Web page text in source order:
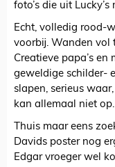
foto’s die uit
Echt, volledig rood-
voorbij. Wanden vol
Creatieve papa’s en
geweldige schilder-
slapen, serieus
kan allemaal niet op.
Thuis maar eens
Davids poster nog
Edgar vroeger wel